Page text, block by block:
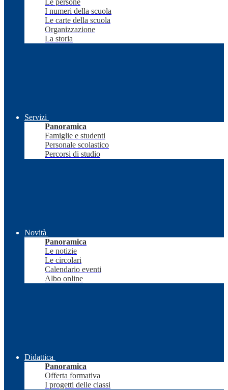
Le persone
I numeri della scuola
Le carte della scuola
Organizzazione
La storia
Servizi
Panoramica
Famiglie e studenti
Personale scolastico
Percorsi di studio
Novità
Panoramica
Le notizie
Le circolari
Calendario eventi
Albo online
Didattica
Panoramica
Offerta formativa
I progetti delle classi